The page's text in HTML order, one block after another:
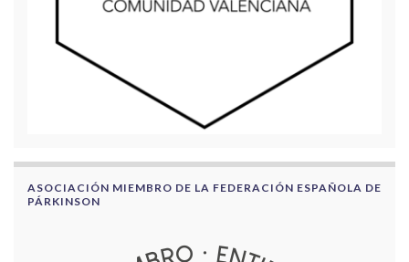
ASOCIACIÓN MIEMBRO DE LA FEDERACIÓN ESPAÑOLA DE
PÁRKINSON